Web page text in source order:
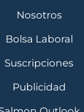
Nosotros
Bolsa Laboral
Suscripciones
Publicidad